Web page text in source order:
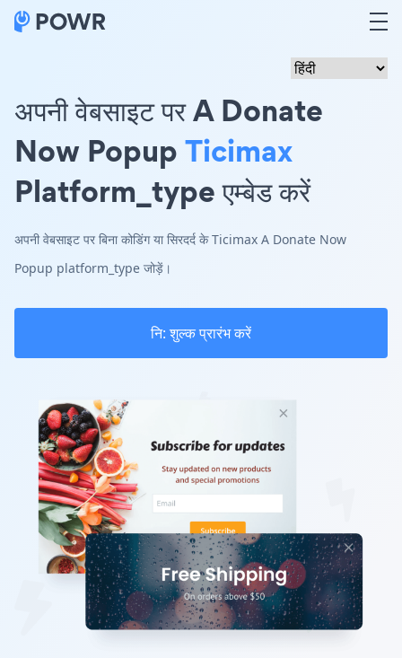
अपनी वेबसाइट पर A Donate
Now PopupTicimax
Platform_type एम्बेड करें
अपनी वेबसाइट पर बिना कोडिंग या सिरदर्द के Ticimax A Donate Now
Popup platform_type जोड़ें।
नि: शुल्क प्रारंभ करें